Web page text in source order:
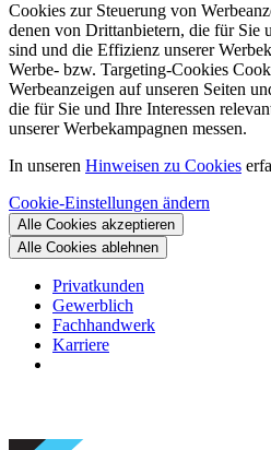
Cookies zur Steuerung von
denen von Drittanbietern, die für Sie
sind und die Effizienz unserer
Werbe- bzw. Targeting-Cookies
Werbeanzeigen auf unseren Seiten
die für Sie und Ihre Interessen
unserer Werbekampagnen messen.
In unseren Hinweisen zu Cookies
Cookie-Einstellungen ändern
Alle Cookies akzeptieren
Alle Cookies ablehnen
Privatkunden
Gewerblich
Fachhandwerk
Karriere